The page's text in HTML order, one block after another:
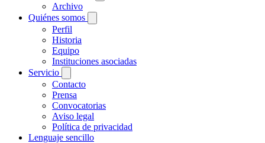
Archivo
Quiénes somos
Perfil
Historia
Equipo
Instituciones asociadas
Servicio
Contacto
Prensa
Convocatorias
Aviso legal
Política de privacidad
Lenguaje sencillo